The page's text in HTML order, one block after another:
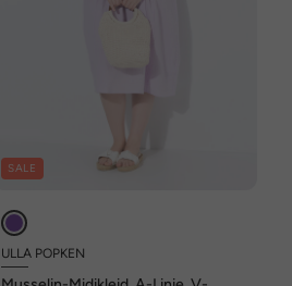
SALE
ULLA POPKEN